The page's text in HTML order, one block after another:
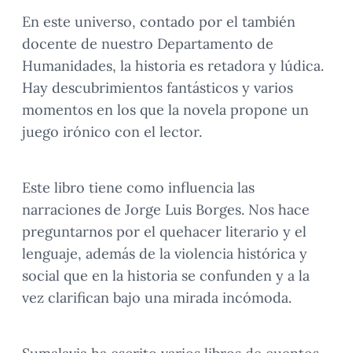
En este universo, contado por el también
docente de nuestro Departamento de
Humanidades, la historia es retadora y lúdica.
Hay descubrimientos fantásticos y varios
momentos en los que la novela propone un
juego irónico con el lector.
Este libro tiene como influencia las
narraciones de Jorge Luis Borges. Nos hace
preguntarnos por el quehacer literario y el
lenguaje, además de la violencia histórica y
social que en la historia se confunden y a la
vez clarifican bajo una mirada incómoda.